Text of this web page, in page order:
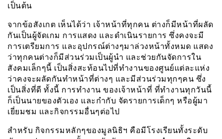
เป็นต้น
จากข้อสังเกต เห็นได้ว่า เจ้าหน้าที่ทุกคน ต่างก็มีหน้าที่ผลัด
กันเป็นผู้จัดเกม การแสดง และดำเนินรายการ ซึ่งคงจะมี
การเตรียมการ และอุปกรณ์ต่างๆมาล่วงหน้าทั้งหมด แสดง
ว่าทุกคนต่างก็มีส่วนร่วมเป็นผู้นำ และช่วยกันจัดการใน
สังคมเล็กๆนี้ เป็นสิ่งสะท้อนไปที่ทำงานของศูนย์แต่ละแห่ง
ว่าคงจะผลัดกันทำหน้าที่ต่างๆ และมีส่วนร่วมทุกๆคน ซึ่ง
เป็นสิ่งที่ดี ทั้งนี้ การทำงาน ของเจ้าหน้าที่ ที่ทำงานทุกวันนี้
ก็เป็นนายของตัวเอง และกำกับ จัดรายการเด็กๆ หรือผู้มา
เยี่ยมชม และกิจกรรมอื่นๆต่อไป
สำหรับ กิจกรรมหลักๆของมูลนิธิฯ คือมีโรงเรียนทั้งระดับ